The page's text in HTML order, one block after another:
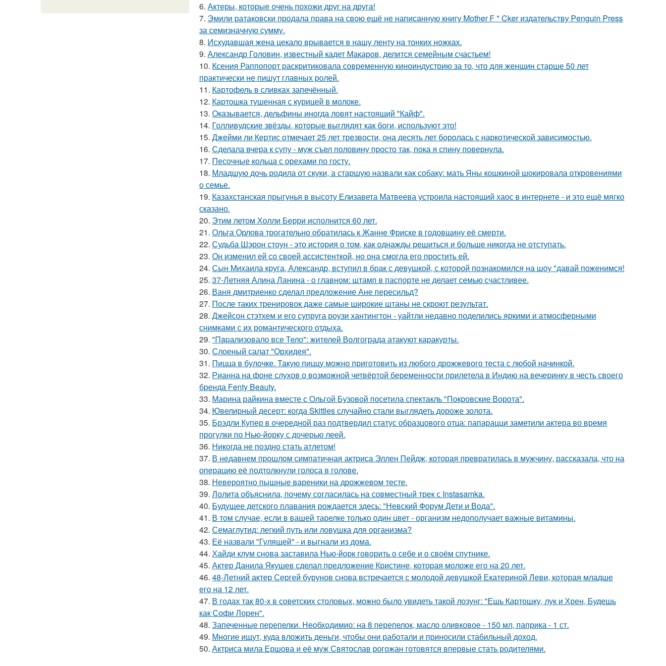
6. Актеры, которые очень похожи друг на друга!
7. Эмили ратаковски продала права на свою ещё не написанную книгу Mother F * Cker издательству Penguin Press
за семизначную сумму.
8. Исхудавшая жена цекало врывается в нашу ленту на тонких ножках.
9. Александр Головин, известный кадет Макаров, делится семейным счастьем!
10. Ксения Раппопорт раскритиковала современную киноиндустрию за то, что для женщин старше 50 лет
практически не пишут главных ролей.
11. Картофель в сливках запечённый.
12. Картошка тушенная с курицей в молоке.
13. Оказывается, дельфины иногда ловят настоящий "Кайф".
14. Голливудские звёзды, которые выглядят как боги, используют это!
15. Джейми ли Кертис отмечает 25 лет трезвости, она десять лет боролась с наркотической зависимостью.
16. Сделала вчера к супу - муж съел половину просто так, пока я спину повернула.
17. Песочные кольца с орехами по госту.
18. Младшую дочь родила от скуки, а старшую назвали как собаку: мать Яны кошкиной шокировала откровениями
о семье.
19. Казахстанская прыгунья в высоту Елизавета Матвеева устроила настоящий хаос в интернете - и это ещё мягко
сказано.
20. Этим летом Холли Берри исполнится 60 лет.
21. Ольга Орлова трогательно обратилась к Жанне Фриске в годовщину её смерти.
22. Судьба Шэрон стоун - это история о том, как однажды решиться и больше никогда не отступать.
23. Он изменил ей со своей ассистенткой, но она смогла его простить ей.
24. Сын Михаила круга, Александр, вступил в брак с девушкой, с которой познакомился на шоу "давай поженимся!
25. 37-Летняя Алина Ланина - о главном: штамп в паспорте не делает семью счастливее.
26. Ваня дмитриенко сделал предложение Ане пересильд?
27. После таких тренировок даже самые широкие штаны не скроют результат.
28. Джейсон стэтхем и его супруга роузи хантингтон - уайтли недавно поделились яркими и атмосферными
снимками с их романтического отдыха.
29. "Пapализовало все Тело": жителей Волгограда атакуют каракурты.
30. Слоеный салат "Орхидея".
31. Пицца в булочке. Такую пиццу можно приготовить из любого дрожжевого теста с любой начинкой.
32. Рианна на фоне слухов о возможной четвёртой беременности прилетела в Индию на вечеринку в честь своего
бренда Fenty Beauty.
33. Марина райкина вместе с Ольгой Бузовой посетила спектакль "Покровские Ворота".
34. Ювелирный десерт: когда Skittles случайно стали выглядеть дороже золота.
35. Брэдли Купер в очередной раз подтвердил статус образцового отца: папарацци заметили актера во время
прогулки по Нью-йорку с дочерью леей.
36. Никогда не поздно стать атлетом!
37. В недавнем прошлом симпатичная актриса Эллен Пейдж, которая превратилась в мужчину, рассказала, что на
операцию её подтолкнули голоса в голове.
38. Невероятно пышные вареники на дрожжевом тесте.
39. Лолита объяснила, почему согласилась на совместный трек с Instasamka.
40. Будущее детского плавания рождается здесь: "Невский Форум Дети и Вода".
41. В том случае, если в вашей тарелке только один цвет - организм недополучает важные витамины.
42. Семаглутид: легкий путь или ловушка для организма?
43. Её назвали "Гулящей" - и выгнали из дома.
44. Хайди клум снова заставила Нью-йорк говорить о себе и о своём спутнике.
45. Актер Данила Якушев сделал предложение Кристине, которая моложе его на 20 лет.
46. 48-Летний актер Сергей бурунов снова встречается с молодой девушкой Екатериной Леви, которая младше
его на 12 лет.
47. В годах так 80-х в советских столовых, можно было увидеть такой лозунг: "Ешь Картошку, лук и Хрен, Будешь
как Софи Лорен".
48. Запеченные перепелки. Необходимио: на 8 перепелок, масло оливковое - 150 мл, паприка - 1 ст.
49. Многие ищут, куда вложить деньги, чтобы они работали и приносили стабильный доход.
50. Актриса мила Ершова и её муж Святослав рогожан готовятся впервые стать родителями.